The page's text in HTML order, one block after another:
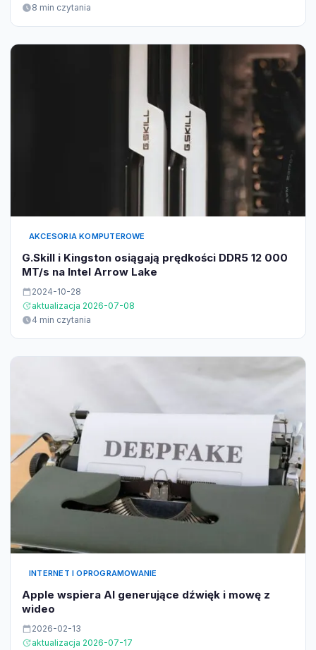
8 min czytania
AKCESORIA KOMPUTEROWE
G.Skill i Kingston osiągają prędkości DDR5 12 000
MT/s na Intel Arrow Lake
2024-10-28
aktualizacja 2026-07-08
4 min czytania
INTERNET I OPROGRAMOWANIE
Apple wspiera AI generujące dźwięk i mowę z
wideo
2026-02-13
aktualizacja 2026-07-17